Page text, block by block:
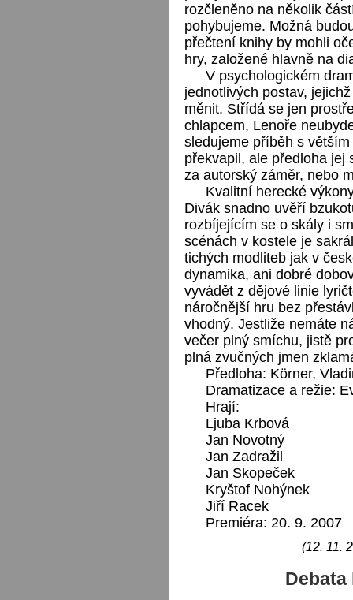
rozčleněno na několik
pohybujeme. Možná
přečtení knihy by mohli
hry, založené hlavně na
V psychologickém
jednotlivých postav,
měnit. Střídá se jen
chlapcem, Lenoře
sledujeme příběh s
překvapil, ale předloha jej
za autorský záměr, nebo
Kvalitní herecké
Divák snadno uvěří
rozbíjejícím se o skály i
scénách v kostele je
tichých modliteb jak v
dynamika, ani dobré
vyvádět z dějové linie
náročnější hru bez
vhodný. Jestliže nemáte
večer plný smíchu, jistě
plná zvučných jmen
Předloha: Körner,
Dramatizace a režie:
Hrají:
Ljuba Krbová
Jan Novotný
Jan Zadražil
Jan Skopeček
Kryštof Nohýnek
Jiří Racek
Premiéra: 20. 9. 2007
(12. 11.
Debata